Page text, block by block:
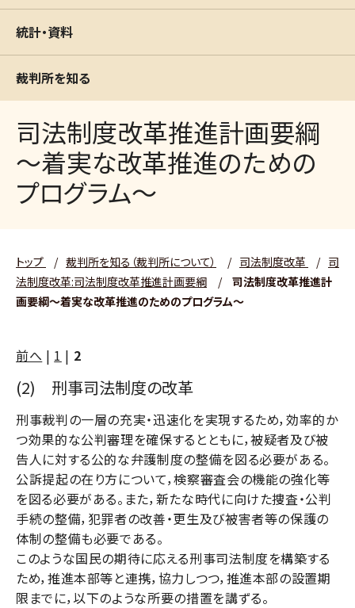
統計・資料
裁判所を知る
司法制度改革推進計画要綱
～着実な改革推進のための
プログラム～
トップ / 裁判所を知る（裁判所について） / 司法制度改革 / 司
法制度改革:司法制度改革推進計画要綱
/
司法制度改革推進計
画要綱～着実な改革推進のためのプログラム～
前へ | 1 | 2
(2) 刑事司法制度の改革
刑事裁判の一層の充実・迅速化を実現するため，効率的か
つ効果的な公判審理を確保するとともに，被疑者及び被
告人に対する公的な弁護制度の整備を図る必要がある。
公訴提起の在り方について，検察審査会の機能の強化等
を図る必要がある。また，新たな時代に向けた捜査・公判
手続の整備，犯罪者の改善・更生及び被害者等の保護の
体制の整備も必要である。
このような国民の期待に応える刑事司法制度を構築する
ため，推進本部等と連携，協力しつつ，推進本部の設置期
限までに，以下のような所要の措置を講ずる。